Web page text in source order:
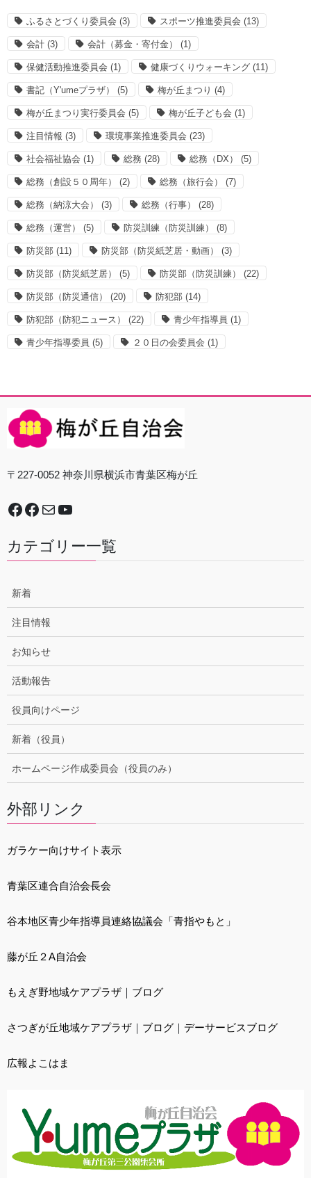
ふるさとづくり委員会 (3) スポーツ推進委員会 (13)
会計 (3) 会計（募金・寄付金） (1)
保健活動推進委員会 (1) 健康づくりウォーキング (11)
書記（Y'umeプラザ） (5) 梅が丘まつり (4)
梅が丘まつり実行委員会 (5) 梅が丘子ども会 (1)
注目情報 (3) 環境事業推進委員会 (23)
社会福祉協会 (1) 総務 (28) 総務（DX） (5)
総務（創設５０周年） (2) 総務（旅行会） (7)
総務（納涼大会） (3) 総務（行事） (28)
総務（運営） (5) 防災訓練（防災訓練） (8)
防災部 (11) 防災部（防災紙芝居・動画） (3)
防災部（防災紙芝居） (5) 防災部（防災訓練） (22)
防災部（防災通信） (20) 防犯部 (14)
防犯部（防犯ニュース） (22) 青少年指導員 (1)
青少年指導委員 (5) ２０日の会委員会 (1)
〒227-0052 神奈川県横浜市青葉区梅が丘
Facebook
谷本中学校地域防災拠点運営委員会MailYouTube
カテゴリー一覧
新着
注目情報
お知らせ
活動報告
役員向けページ
新着（役員）
ホームページ作成委員会（役員のみ）
外部リンク
ガラケー向けサイト表示
青葉区連合自治会長会
谷本地区青少年指導員連絡協議会「青指やもと」
藤が丘２A自治会
もえぎ野地域ケアプラザ ｜ ブログ
さつぎが丘地域ケアプラザ ｜ ブログ ｜ デーサービスブログ
広報よこはま